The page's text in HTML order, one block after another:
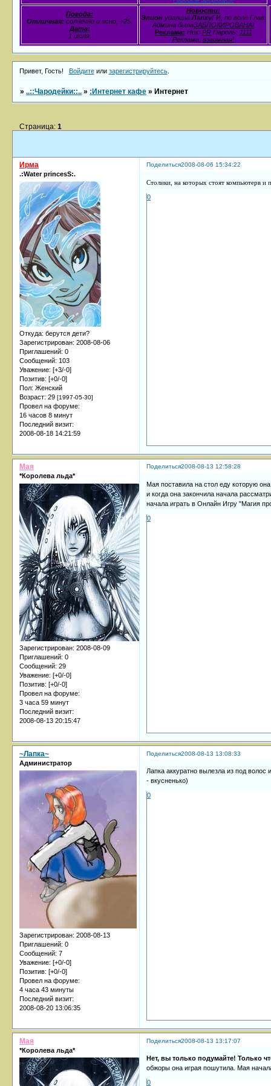
Погода:
Отличная: солнечно и ясно, +25.
Дата:
1 июля.
Новости:
ЭлионудалилаЛапку!И, по воле Глав.
Админа былаЗАБЛОКИРОВАНА!
Реклама: Ник: PRПароль: 1111
Реклама, взаимная!
Привет, Гость! Войдитеили зарегистрируйтесь.
»..::Чародейки::.. » :Интернет кафе »Интернет
Страница:1
Поделиться2008-08-06 15:34:22
Ирма
.:Water princesS:.
Откуда: берутся дети?
Зарегистрирован: 2008-08-06
Приглашений: 0
Сообщений: 103
Уважение: [+3/-0]
Позитив: [+0/-0]
Пол: Женский
Возраст: 29 [1997-05-30]
Провел на форуме:
16 часов 8 минут
Последний визит:
2008-08-18 14:21:59
Столики, на которых стоят компьютерв и
0
Поделиться2008-08-13 12:58:28
Мая
*Королева льда*
Зарегистрирован: 2008-08-09
Приглашений: 0
Сообщений: 29
Уважение: [+0/-0]
Позитив: [+0/-0]
Провел на форуме:
3 часа 59 минут
Последний визит:
2008-08-13 20:15:47
Мая поставила на стол еду которую
и когда она закончила начала
начала играть в Онлайн Игру "Магия
0
Поделиться2008-08-13 13:08:33
~Лапка~
Администратор
Зарегистрирован: 2008-08-13
Приглашений: 0
Сообщений: 7
Уважение: [+0/-0]
Позитив: [+0/-0]
Провел на форуме:
4 часа 43 минуты
Последний визит:
2008-08-20 13:06:35
Лапка аккуратно вылезла из под волос
- вкусненько)
0
Поделиться2008-08-13 13:17:07
Мая
*Королева льда*
Нет, вы только подумайте! Только
обжоры она играя пошутила. Мая
0